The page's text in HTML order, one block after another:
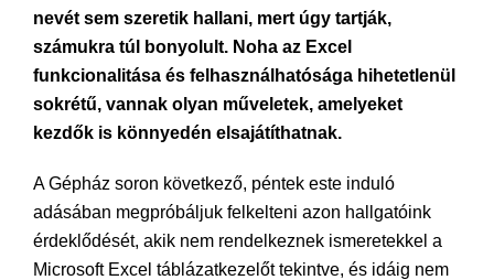
nevét sem szeretik hallani, mert úgy tartják,
számukra túl bonyolult. Noha az Excel
funkcionalitása és felhasználhatósága hihetetlenül
sokrétű, vannak olyan műveletek, amelyeket
kezdők is könnyedén elsajátíthatnak.
A Gépház soron következő, péntek este induló
adásában megpróbáljuk felkelteni azon hallgatóink
érdeklődését, akik nem rendelkeznek ismeretekkel a
Microsoft Excel táblázatkezelőt tekintve, és idáig nem